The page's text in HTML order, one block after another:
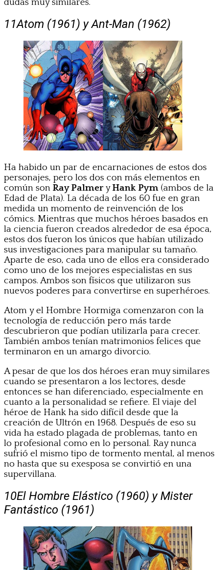
dudas muy similares.
11Atom (1961) y Ant-Man (1962)
Ha habido un par de encarnaciones de estos dos
personajes, pero los dos con más elementos en
común son Ray PalmeryHank Pym (ambos de la
Edad de Plata). La década de los 60 fue en gran
medida un momento de reinvención de los
cómics. Mientras que muchos héroes basados en
la ciencia fueron creados alrededor de esa época,
estos dos fueron los únicos que habían utilizado
sus investigaciones para manipular su tamaño.
Aparte de eso, cada uno de ellos era considerado
como uno de los mejores especialistas en sus
campos. Ambos son físicos que utilizaron sus
nuevos poderes para convertirse en superhéroes.
Atom y el Hombre Hormiga comenzaron con la
tecnología de reducción pero más tarde
descubrieron que podían utilizarla para crecer.
También ambos tenían matrimonios felices que
terminaron en un amargo divorcio.
A pesar de que los dos héroes eran muy similares
cuando se presentaron a los lectores, desde
entonces se han diferenciado, especialmente en
cuanto a la personalidad se refiere. El viaje del
héroe de Hank ha sido difícil desde que la
creación de Ultrón en 1968. Después de eso su
vida ha estado plagada de problemas, tanto en
lo profesional como en lo personal. Ray nunca
sufrió el mismo tipo de tormento mental, al menos
no hasta que su exesposa se convirtió en una
supervillana.
10El Hombre Elástico (1960) y Mister
Fantástico (1961)